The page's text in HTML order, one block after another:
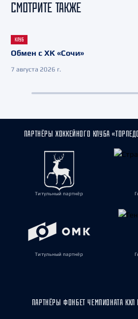
СМОТРИТЕ ТАКЖЕ
КЛУБ
Обмен с ХК «Сочи»
7 августа 2026 г.
ПАРТНЁРЫ ХОККЕЙНОГО КЛУБА
Титульный партнёр
Титульный партнёр
ПАРТНЁРЫ ФОНБЕТ ЧЕМПИОНАТА КХЛ